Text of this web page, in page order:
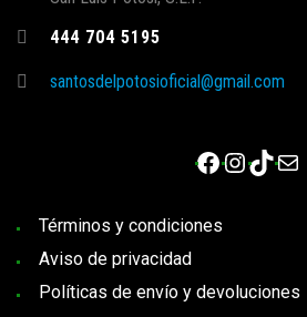
444 704 5195
santosdelpotosioficial@gmail.com
Facebook
Términos y condiciones
Aviso de privacidad
Políticas de envío y devoluciones